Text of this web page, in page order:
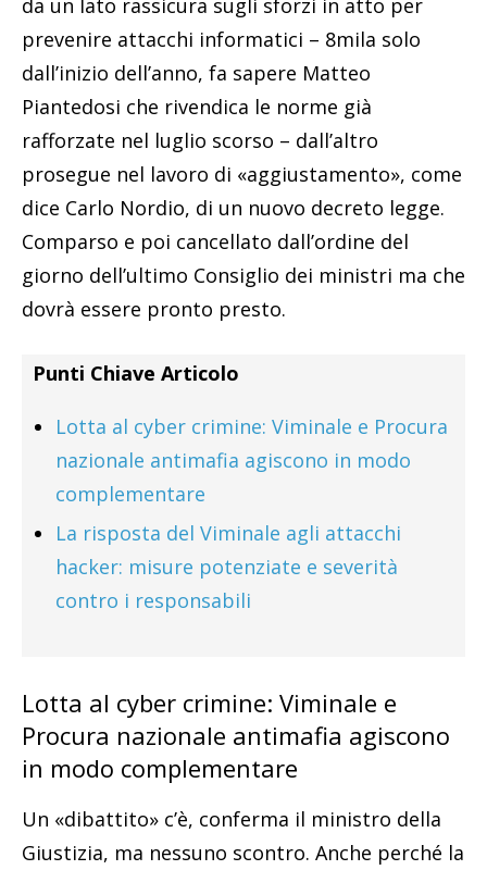
da un lato rassicura sugli sforzi in atto per
prevenire attacchi informatici – 8mila solo
dall’inizio dell’anno, fa sapere Matteo
Piantedosi che rivendica le norme già
rafforzate nel luglio scorso – dall’altro
prosegue nel lavoro di «aggiustamento», come
dice Carlo Nordio, di un nuovo decreto legge.
Comparso e poi cancellato dall’ordine del
giorno dell’ultimo Consiglio dei ministri ma che
dovrà essere pronto presto.
Punti Chiave Articolo
Lotta al cyber crimine: Viminale e Procura
nazionale antimafia agiscono in modo
complementare
La risposta del Viminale agli attacchi
hacker: misure potenziate e severità
contro i responsabili
Lotta al cyber crimine: Viminale e
Procura nazionale antimafia agiscono
in modo complementare
Un «dibattito» c’è, conferma il ministro della
Giustizia, ma nessuno scontro. Anche perché la